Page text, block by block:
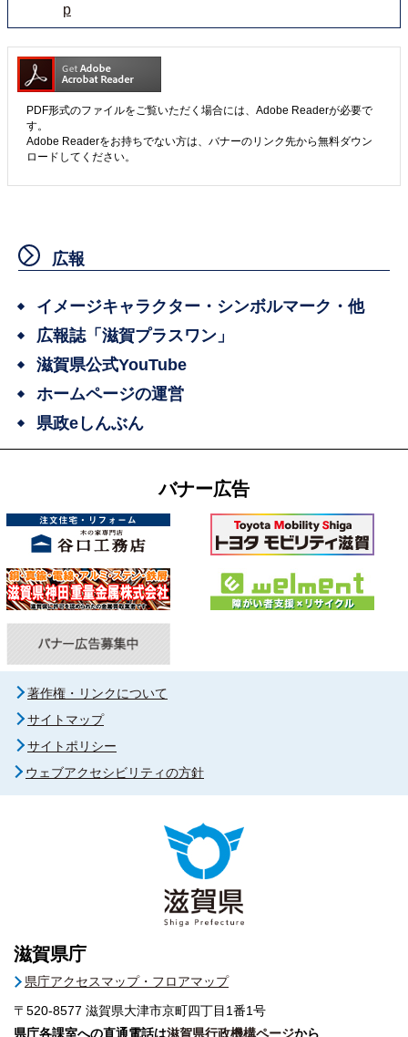
p
PDF形式のファイルをご覧いただく場合には、Adobe Readerが必要で
す。
Adobe Readerをお持ちでない方は、バナーのリンク先から無料ダウン
ロードしてください。
広報
イメージキャラクター・シンボルマーク・他
広報誌「滋賀プラスワン」
滋賀県公式YouTube
ホームページの運営
県政eしんぶん
バナー広告
著作権・リンクについて
サイトマップ
サイトポリシー
ウェブアクセシビリティの方針
滋賀県庁
県庁アクセスマップ・フロアマップ
〒520-8577 滋賀県大津市京町四丁目1番1号
県庁各課室への直通電話は滋賀県行政機構ページから